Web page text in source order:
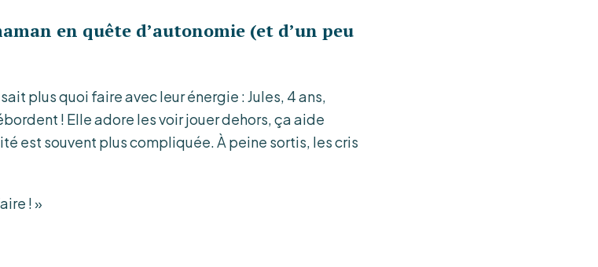
en quête d’autonomie (et d’un peu
plus quoi faire avec leur énergie : Jules, 4 ans,
! Elle adore les voir jouer dehors, ça aide
est souvent plus compliquée. À peine sortis, les cris
! »